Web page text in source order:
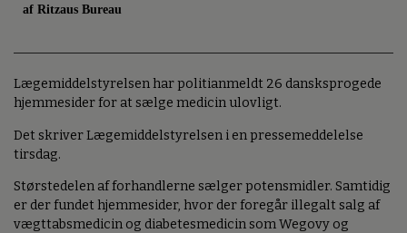
af Ritzaus Bureau
Lægemiddelstyrelsen har politianmeldt 26 dansksprogede
hjemmesider for at sælge medicin ulovligt.
Det skriver Lægemiddelstyrelsen i en pressemeddelelse
tirsdag.
Størstedelen af forhandlerne sælger potensmidler. Samtidig
er der fundet hjemmesider, hvor der foregår illegalt salg af
vægttabsmedicin og diabetesmedicin som Wegovy og